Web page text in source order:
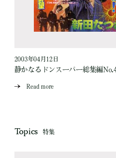
2003年04月12日
静かなるドンスーパー総集編
Read more
Topics 特集